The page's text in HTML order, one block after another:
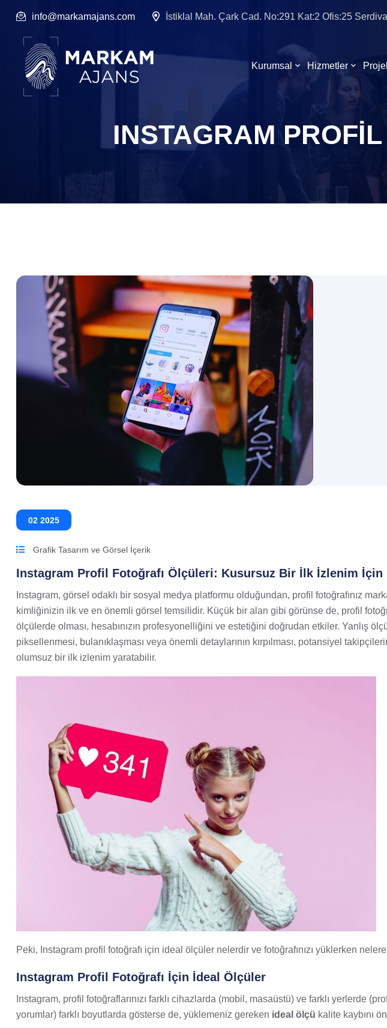
info@markamajans.com İstiklal Mah. Çark Cad. No:291 Kat:2 Ofis:25
Kurumsal Hizmetler
INSTAGRAM
02 2025
Grafik Tasarım ve Görsel İçerik
Instagram Profil Fotoğrafı Ölçüleri: Kusursuz Bir İlk İzlenim İçin
Instagram, görsel odaklı bir sosyal medya platformu olduğundan, profil fotoğrafınız
kimliğinizin ilk ve en önemli görsel temsilidir. Küçük bir alan gibi görünse de, profil
ölçülerde olması, hesabınızın profesyonelliğini ve estetiğini doğrudan etkiler. Yanlış
piksellenmesi, bulanıklaşması veya önemli detaylarının kırpılması, potansiyel
olumsuz bir ilk izlenim yaratabilir.
Peki, Instagram profil fotoğrafı için ideal ölçüler nelerdir ve fotoğrafınızı yüklerken
Instagram Profil Fotoğrafı İçin İdeal Ölçüler
Instagram, profil fotoğraflarınızı farklı cihazlarda (mobil, masaüstü) ve farklı yerlerde
yorumlar) farklı boyutlarda gösterse de, yüklemeniz gereken ideal ölçü kalite kaybını